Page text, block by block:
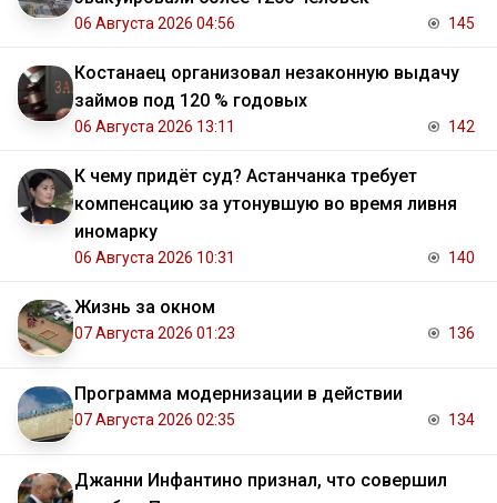
06 Августа 2026 04:56 145
Костанаец организовал незаконную выдачу
займов под 120 % годовых
06 Августа 2026 13:11 142
К чему придёт суд? Астанчанка требует
компенсацию за утонувшую во время ливня
иномарку
06 Августа 2026 10:31 140
Жизнь за окном
07 Августа 2026 01:23 136
Программа модернизации в действии
07 Августа 2026 02:35 134
Джанни Инфантино признал, что совершил